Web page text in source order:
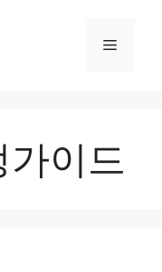
메
가이드